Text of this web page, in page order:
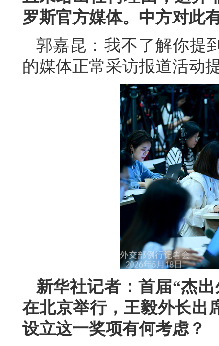
罗斯官方媒体。中方对此
郭嘉昆：我不了解你提
的媒体正常采访报道活动
新华社记者：首届“杰
在北京举行，王毅外长出
设立这一奖项有何考虑？